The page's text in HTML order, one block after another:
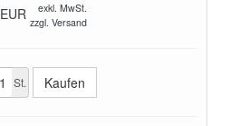
EUR
exkl. MwSt.
zzgl. Versand
St.